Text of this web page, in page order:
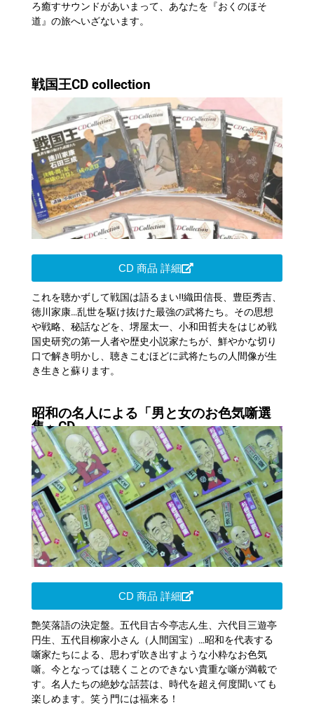
ろ癒すサウンドがあいまって、あなたを『おくのほそ
道』の旅へいざないます。
戦国王CD collection
CD 商品 詳細
これを聴かずして戦国は語るまい‼織田信長、豊臣秀吉、
徳川家康…乱世を駆け抜けた最強の武将たち。その思想
や戦略、秘話などを、堺屋太一、小和田哲夫をはじめ戦
国史研究の第一人者や歴史小説家たちが、鮮やかな切り
口で解き明かし、聴きこむほどに武将たちの人間像が生
き生きと蘇ります。
昭和の名人による「男と女のお色気噺選
集」CD
CD 商品 詳細
艶笑落語の決定盤。五代目古今亭志ん生、六代目三遊亭
円生、五代目柳家小さん（人間国宝）…昭和を代表する
噺家たちによる、思わず吹き出すような小粋なお色気
噺。今となっては聴くことのできない貴重な噺が満載で
す。名人たちの絶妙な話芸は、時代を超え何度聞いても
楽しめます。笑う門には福来る！